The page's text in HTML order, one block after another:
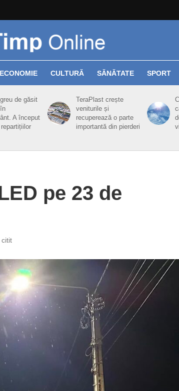
ECONOMIE CULTURĂ SĂNĂTATE SPORT
de găsit
A început
TeraPlast crește
veniturile și
recuperează o parte
importantă din pierderi
pe 23 de